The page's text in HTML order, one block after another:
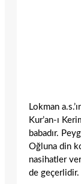
Lokman
Kur’an-ı
babadır.
Oğluna din
nasihatler
de geçerlidir.